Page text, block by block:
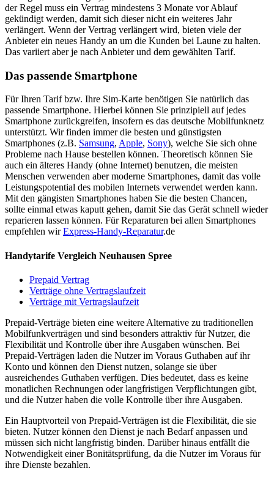
der Regel muss ein Vertrag mindestens 3 Monate vor Ablauf
gekündigt werden, damit sich dieser nicht ein weiteres Jahr
verlängert. Wenn der Vertrag verlängert wird, bieten viele der
Anbieter ein neues Handy an um die Kunden bei Laune zu halten.
Das variiert aber je nach Anbieter und dem gewählten Tarif.
Das passende Smartphone
Für Ihren Tarif bzw. Ihre Sim-Karte benötigen Sie natürlich das
passende Smartphone. Hierbei können Sie prinzipiell auf jedes
Smartphone zurückgreifen, insofern es das deutsche Mobilfunknetz
unterstützt. Wir finden immer die besten und günstigsten
Smartphones (z.B. Samsung, Apple, Sony), welche Sie sich ohne
Probleme nach Hause bestellen können. Theoretisch können Sie
auch ein älteres Handy (ohne Internet) benutzen, die meisten
Menschen verwenden aber moderne Smartphones, damit das volle
Leistungspotential des mobilen Internets verwendet werden kann.
Mit den gängisten Smartphones haben Sie die besten Chancen,
sollte einmal etwas kaputt gehen, damit Sie das Gerät schnell wieder
reparieren lassen können. Für Reparaturen bei allen Smartphones
empfehlen wirExpress-Handy-Reparatur.de
Handytarife Vergleich Neuhausen Spree
Prepaid Vertrag
Verträge ohne Vertragslaufzeit
Verträge mit Vertragslaufzeit
Prepaid-Verträge bieten eine weitere Alternative zu traditionellen
Mobilfunkverträgen und sind besonders attraktiv für Nutzer, die
Flexibilität und Kontrolle über ihre Ausgaben wünschen. Bei
Prepaid-Verträgen laden die Nutzer im Voraus Guthaben auf ihr
Konto und können den Dienst nutzen, solange sie über
ausreichendes Guthaben verfügen. Dies bedeutet, dass es keine
monatlichen Rechnungen oder langfristigen Verpflichtungen gibt,
und die Nutzer haben die volle Kontrolle über ihre Ausgaben.
Ein Hauptvorteil von Prepaid-Verträgen ist die Flexibilität, die sie
bieten. Nutzer können den Dienst je nach Bedarf anpassen und
müssen sich nicht langfristig binden. Darüber hinaus entfällt die
Notwendigkeit einer Bonitätsprüfung, da die Nutzer im Voraus für
ihre Dienste bezahlen.